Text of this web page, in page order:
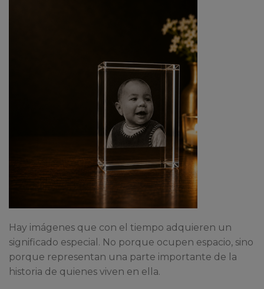
Hay imágenes que con el tiempo adquieren un
significado especial. No porque ocupen espacio, sino
porque representan una parte importante de la
historia de quienes viven en ella.